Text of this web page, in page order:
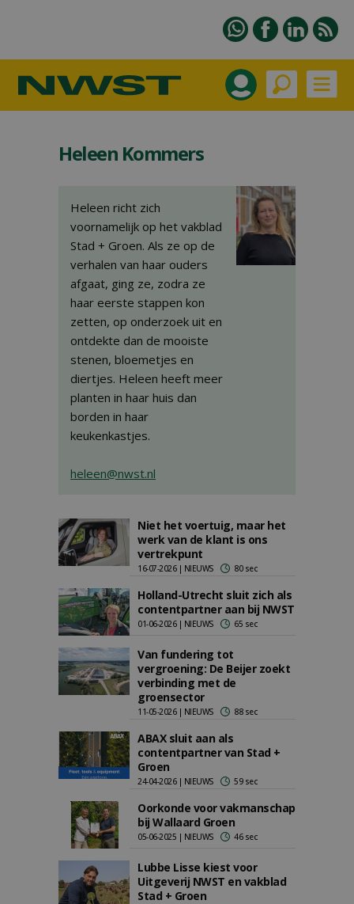
Heleen Kommers
Heleen richt zich
voornamelijk op het vakblad
Stad + Groen. Als ze op de
verhalen van haar ouders
afgaat, ging ze, zodra ze
haar eerste stappen kon
zetten, op onderzoek uit en
ontdekte dan de mooiste
stenen, bloemetjes en
diertjes. Heleen heeft meer
planten in haar huis dan
borden in haar
keukenkastjes.
heleen@nwst.nl
Niet het voertuig, maar het
werk van de klant is ons
vertrekpunt
16-07-2026 | NIEUWS 80 sec
Holland-Utrecht sluit zich als
contentpartner aan bij NWST
01-06-2026 | NIEUWS 65 sec
Van fundering tot
vergroening: De Beijer zoekt
verbinding met de
groensector
11-05-2026 | NIEUWS 88 sec
ABAX sluit aan als
contentpartner van Stad +
Groen
24-04-2026 | NIEUWS 59 sec
Oorkonde voor vakmanschap
bij Wallaard Groen
05-06-2025 | NIEUWS 46 sec
Lubbe Lisse kiest voor
Uitgeverij NWST en vakblad
Stad + Groen